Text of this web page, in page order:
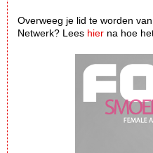
Overweeg je lid te worden
Netwerk? Lees hier na hoe